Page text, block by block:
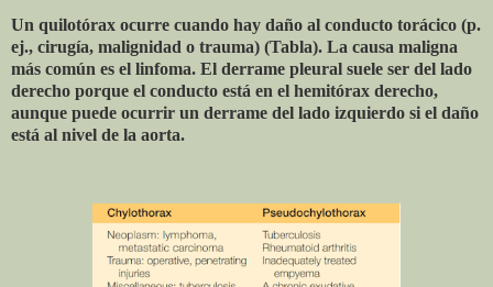
Un quilotórax ocurre cuando hay daño al conducto torácico (p.
ej., cirugía, malignidad o trauma) (Tabla). La causa maligna
más común es el linfoma. El derrame pleural suele ser del lado
derecho porque el conducto está en el hemitórax derecho,
aunque puede ocurrir un derrame del lado izquierdo si el daño
está al nivel de la aorta.